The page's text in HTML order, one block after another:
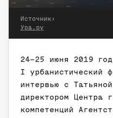
Источник:
Ура.ру
24–25 июня 2019
I урбанистический
интервью с
директором Центра
компетенций